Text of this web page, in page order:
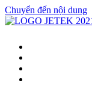
Chuyển đến nội dung